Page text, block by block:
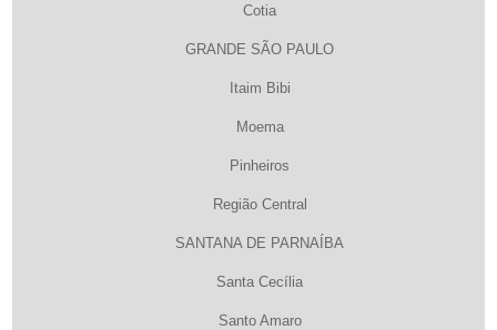
Cotia
GRANDE SÃO PAULO
Itaim Bibi
Moema
Pinheiros
Região Central
SANTANA DE PARNAÍBA
Santa Cecília
Santo Amaro